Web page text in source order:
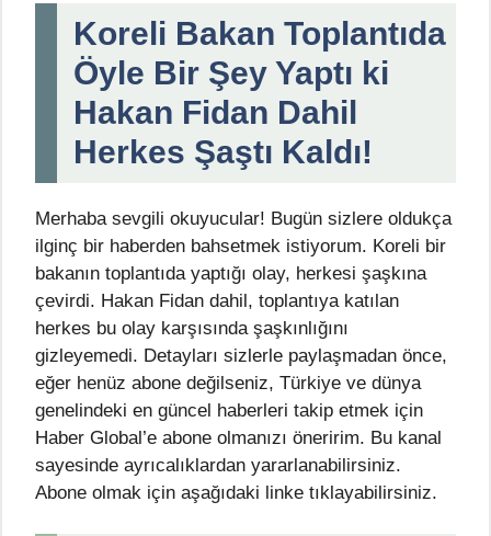
Koreli Bakan Toplantıda
Öyle Bir Şey Yaptı ki
Hakan Fidan Dahil
Herkes Şaştı Kaldı!
Merhaba sevgili okuyucular! Bugün sizlere oldukça
ilginç bir haberden bahsetmek istiyorum. Koreli bir
bakanın toplantıda yaptığı olay, herkesi şaşkına
çevirdi. Hakan Fidan dahil, toplantıya katılan
herkes bu olay karşısında şaşkınlığını
gizleyemedi. Detayları sizlerle paylaşmadan önce,
eğer henüz abone değilseniz, Türkiye ve dünya
genelindeki en güncel haberleri takip etmek için
Haber Global’e abone olmanızı öneririm. Bu kanal
sayesinde ayrıcalıklardan yararlanabilirsiniz.
Abone olmak için aşağıdaki linke tıklayabilirsiniz.